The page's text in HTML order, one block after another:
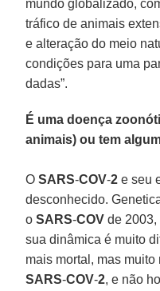
mundo globalizado,
tráfico de animais
e alteração do meio
condições para uma
dadas”.
É uma doença
animais) ou tem
OSARS-COV-2 e seu
desconhecido.
oSARS-COV de 2003,
sua dinâmica é muito
mais mortal, mas
SARS-COV-2, e não